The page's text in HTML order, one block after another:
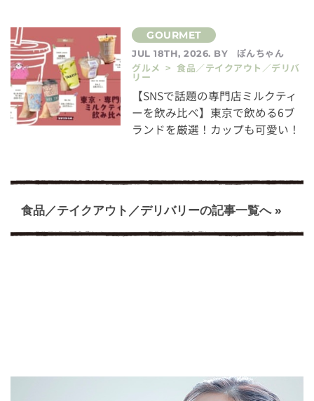
JUL 18TH, 2026. BY
ぽんちゃん
グルメ > 食品／テイクアウト／デリバ
リー
【SNSで話題の専門店ミルクティ
ーを飲み比べ】東京で飲める6ブ
ランドを厳選！カップも可愛い！
食品／テイクアウト／デリバリーの記事一覧へ »